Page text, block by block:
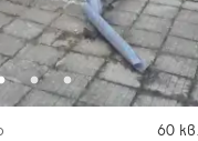
60